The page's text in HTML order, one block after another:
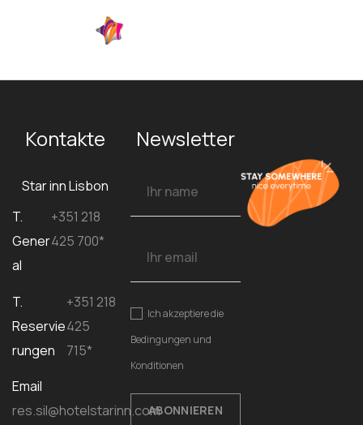
Kontakte
Star inn Lisbon
T.
Gener
al
+351 218
425 700*
T.
Reservie
rungen
+351 218
425
715*
Email
res.sil@hotelstarinn.com
Newsletter
Ich akzeptiere die
Bedingungen und
Konditionen
ABONNIEREN